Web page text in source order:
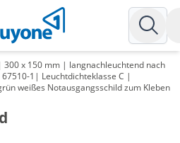
x 150 mm | langnachleuchtend nach
67510-1| Leuchtdichteklasse C |
weißes Notausgangsschild zum Kleben